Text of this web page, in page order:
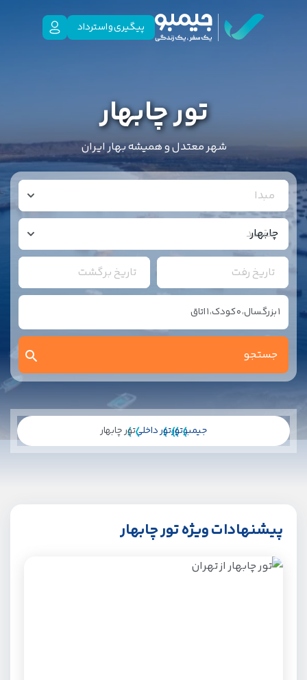
پیگیری و استرداد
تور چابهار
شهر معتدل و همیشه بهار ایران
مبدا
مقصد
تاریخ رفت تاریخ برگشت
1بزرگسال،0کودک،1اتاق
جیمبوتورتور داخلیتور چابهار
پیشنهادات ویژه تور چابهار